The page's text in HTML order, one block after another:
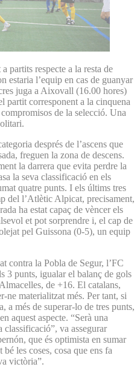
partits respecte a la resta de
estaria l’equip en cas de guanyar
juga a Aixovall (16.00 hores)
partit corresponent a la cinquena
de la selecció. Una
després de l’ascens que
freguen la zona de descens.
la darrera que evita perdre la
la seva classificació en els
quatre punts. I els últims tres
del l’Atlètic Alpicat, precisament,
ha estat capaç de vèncer els
et pot sorprendre i, el cap de
pel Guissona (0-5), un equip
contra la Pobla de Segur, l’FC
3 punts, igualar el balanç de gols
de +16. El catalans,
ne materialitzat més. Per tant, si
a més de superar-lo de tres punts,
aquest aspecte. “Serà una
classificació”, va assegurar
que és optimista en sumar
les coses, cosa que ens fa
victòria”.